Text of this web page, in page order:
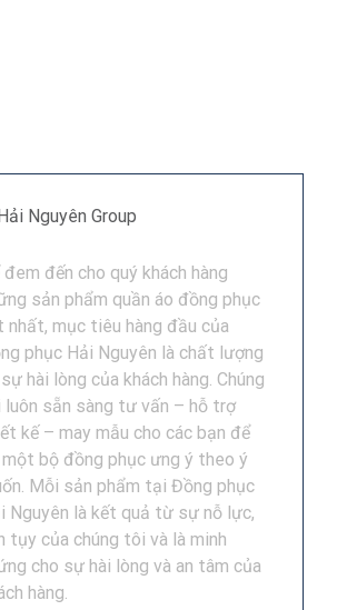
đến cho quý khách hàng
sản phẩm quần áo đồng phục
nhất, mục tiêu hàng đầu của
phục Hải Nguyên là chất lượng
hài lòng của khách hàng. Chúng
luôn sẵn sàng tư vấn – hỗ trợ
kế – may mẫu cho các bạn để
bộ đồng phục ưng ý theo ý
Mỗi sản phẩm tại Đồng phục
Nguyên là kết quả từ sự nỗ lực,
tụy của chúng tôi và là minh
cho sự hài lòng và an tâm của
hàng.